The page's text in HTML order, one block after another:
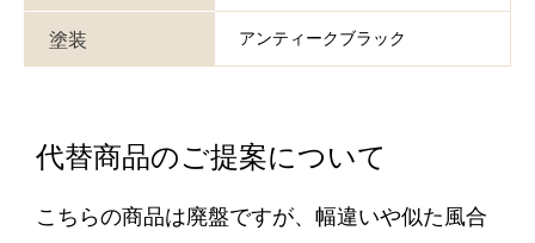
塗装 アンティークブラック
代替商品のご提案について
こちらの商品は廃盤ですが、幅違いや似た風合